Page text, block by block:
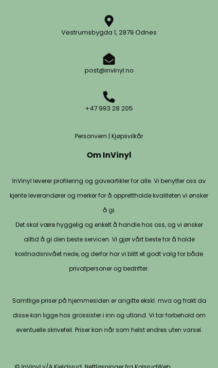
Vestrumsbygda 1, 2879 Odnes
post@invinyl.no
+47 993 28 205
Personvern | Kjøpsvilkår
Om InVinyl
InVinyl leverer profilering og gaveartikler for alle. Vi benytter oss av
kjente leverandører og merker for å opprettholde kvaliteten vi ønsker
å gi.
Det skal være hyggelig og enkelt å handle hos oss, og vi ønsker
alltid å gi den beste servicen. Vi gjør vårt beste for å holde
kostnadsnivået nede, og derfor har vi blitt et godt valg for både
privatpersoner og bedrifter.
Samtlige priser på hjemmesiden er angitte ekskl. mva og frakt da
disse kan ligge hos grossister i inn og utland. Vi tar forbehold om
eventuelle skrivefeil. Priser kan når som helst endres uten varsel.